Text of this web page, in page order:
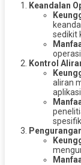
Keandalan
sedikit
Kontrol
aliran
spesifik.